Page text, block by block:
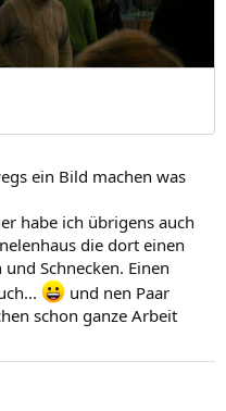
ein Bild machen was
habe ich übrigens auch
die dort einen
Schnecken. Einen
und nen Paar
schon ganze Arbeit